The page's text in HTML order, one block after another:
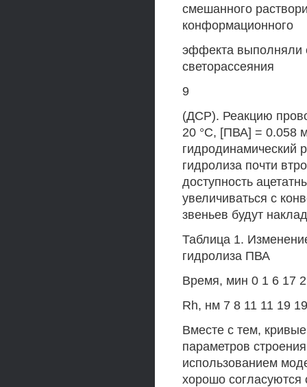
смешанного
конформационного
эффекта выполняли
светорассеяния
9
(ДСР). Реакцию
20 °С, [ПВА] = 0.058
гидродинамический
гидролиза почти
доступность
увеличиваться с
звеньев будут
Таблица 1.
гидролиза ПВА
Время, мин 0 1 6 17
Rh, нм 7 8 11 11 19 19
Вместе с тем,
параметров
использованием
хорошо